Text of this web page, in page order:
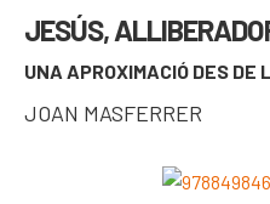
LIBRERÍA CLARET
CONTACTO
JESÚS,
UNA APROXIMACIÓ DES DE
JOAN MASFERRER